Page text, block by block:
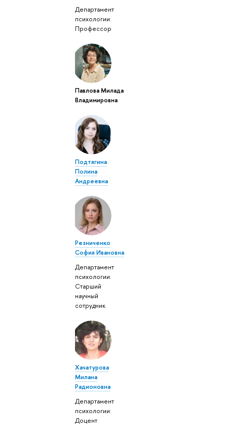
Департамент
психологии:
Профессор
Павлова Милада
Владимировна
Подтягина
Полина
Андреевна
Резниченко
София Ивановна
Департамент
психологии:
Старший
научный
сотрудник
Хачатурова
Милана
Радионовна
Департамент
психологии:
Доцент